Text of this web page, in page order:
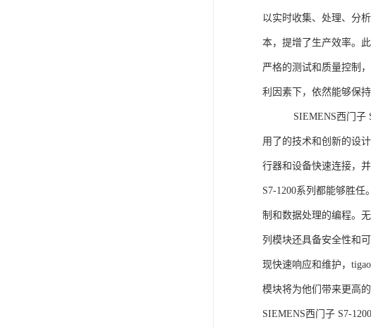
以实时收集、处理、分
本，提增了生产效率。
严格的测试和质量控制
利因素下，依然能够保
SIEMENS西门子 S7-
用了的技术和创新的设
行器和设备快速连接，
S7-1200系列都能够胜
制和数据处理的编程。
列模块还具备安全性和
现快速响应和维护，
模块将为他们带来更高
SIEMENS西门子 S7-